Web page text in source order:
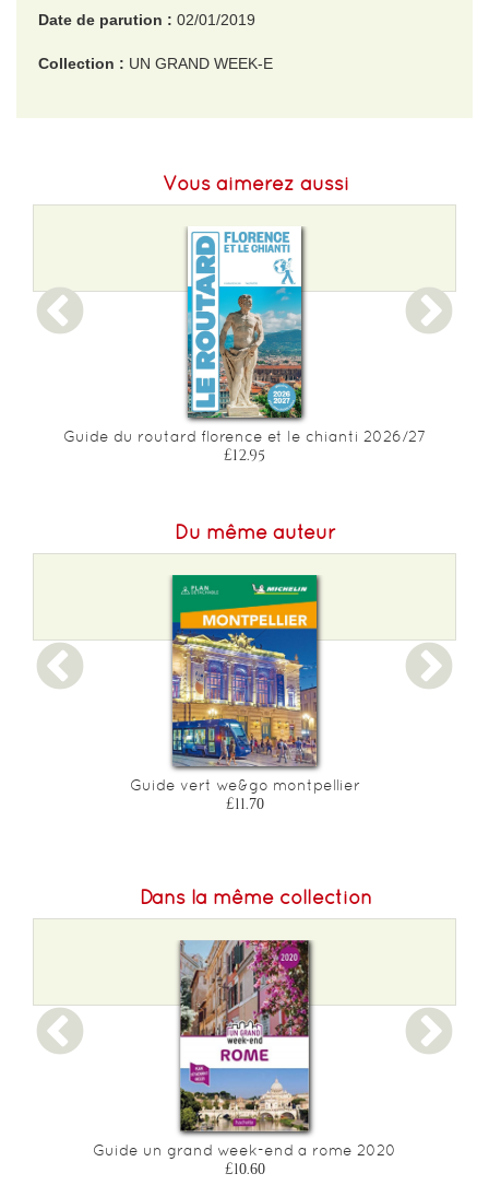
Date de parution : 02/01/2019
Collection : UN GRAND WEEK-E
Vous aimerez aussi
Guide du routard florence et le chianti 2026/27
£12.95
Du même auteur
Guide vert we&go montpellier
£11.70
Dans la même collection
Guide un grand week-end a rome 2020
£10.60